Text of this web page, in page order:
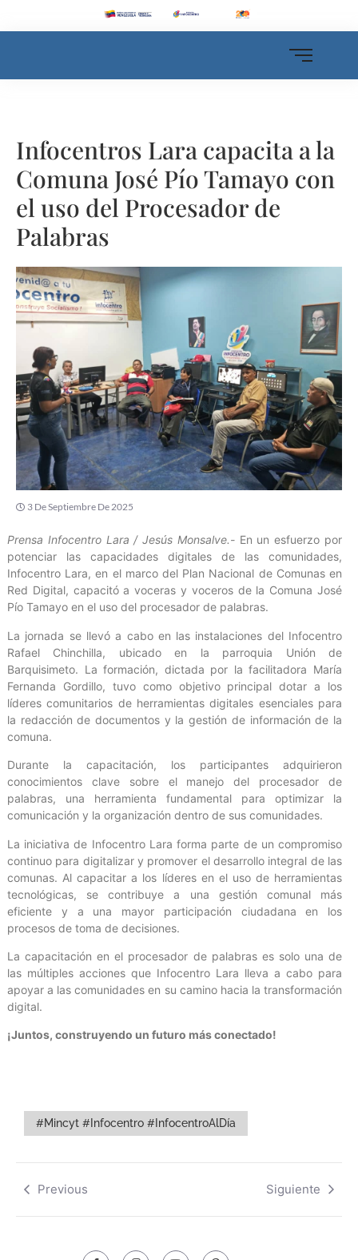
Infocentros Lara capacita a la
Comuna José Pío Tamayo con
el uso del Procesador de
Palabras
3 De Septiembre De 2025
Prensa Infocentro Lara / Jesús Monsalve.-En un esfuerzo por
potenciar las capacidades digitales de las comunidades,
Infocentro Lara, en el marco del Plan Nacional de Comunas en
Red Digital, capacitó a voceras y voceros de la Comuna José
Pío Tamayo en el uso del procesador de palabras.
La jornada se llevó a cabo en las instalaciones del Infocentro
Rafael Chinchilla, ubicado en la parroquia Unión de
Barquisimeto. La formación, dictada por la facilitadora María
Fernanda Gordillo, tuvo como objetivo principal dotar a los
líderes comunitarios de herramientas digitales esenciales para
la redacción de documentos y la gestión de información de la
comuna.
Durante la capacitación, los participantes adquirieron
conocimientos clave sobre el manejo del procesador de
palabras, una herramienta fundamental para optimizar la
comunicación y la organización dentro de sus comunidades.
La iniciativa de Infocentro Lara forma parte de un compromiso
continuo para digitalizar y promover el desarrollo integral de las
comunas. Al capacitar a los líderes en el uso de herramientas
tecnológicas, se contribuye a una gestión comunal más
eficiente y a una mayor participación ciudadana en los
procesos de toma de decisiones.
La capacitación en el procesador de palabras es solo una de
las múltiples acciones que Infocentro Lara lleva a cabo para
apoyar a las comunidades en su camino hacia la transformación
digital.
¡Juntos, construyendo un futuro más conectado!
#Mincyt #Infocentro #InfocentroAlDía
Previous Siguiente